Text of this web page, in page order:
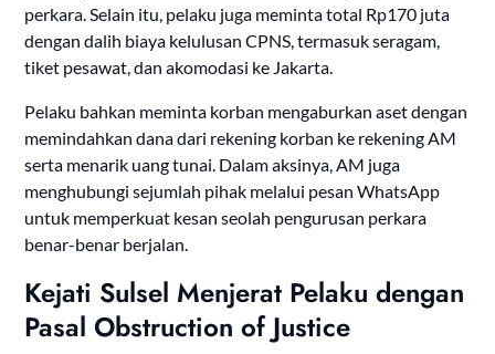
perkara. Selain itu, pelaku juga meminta total Rp170 juta
dengan dalih biaya kelulusan CPNS, termasuk seragam,
tiket pesawat, dan akomodasi ke Jakarta.
Pelaku bahkan meminta korban mengaburkan aset dengan
memindahkan dana dari rekening korban ke rekening AM
serta menarik uang tunai. Dalam aksinya, AM juga
menghubungi sejumlah pihak melalui pesan WhatsApp
untuk memperkuat kesan seolah pengurusan perkara
benar-benar berjalan.
Kejati Sulsel Menjerat Pelaku dengan
Pasal Obstruction of Justice